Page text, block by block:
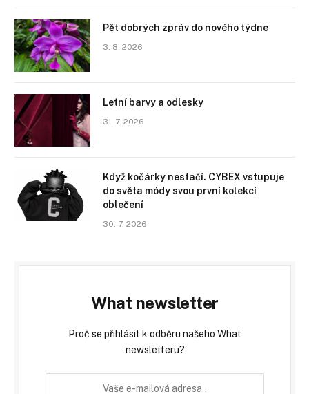
Pět dobrých zpráv do nového týdne
3. 8. 2026
Letní barvy a odlesky
31. 7. 2026
Když kočárky nestačí. CYBEX vstupuje
do světa módy svou první kolekcí
oblečení
30. 7. 2026
What newsletter
Proč se přihlásit k odběru našeho What
newsletteru?